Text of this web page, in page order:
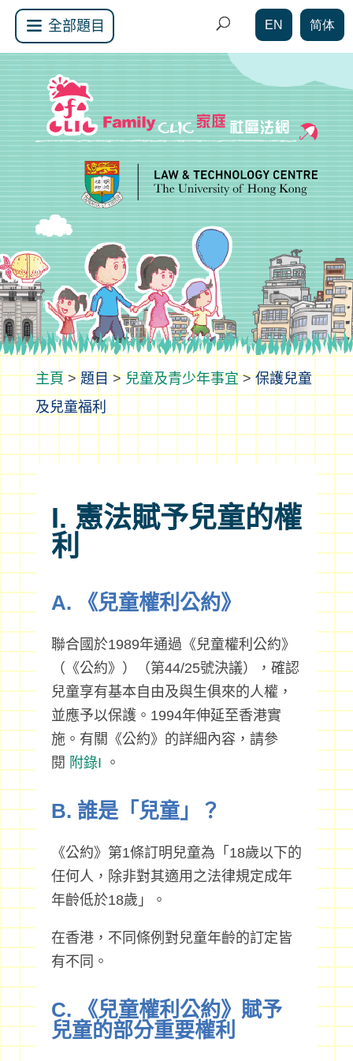
全部題目 EN 简体
>題目>兒童及青少年事宜>保護兒童
及兒童福利
I. 憲法賦予兒童的權
利
A. 《兒童權利公約》
聯合國於1989年通過《兒童權利公約》
（《公約》）（第44/25號決議），確認
兒童享有基本自由及與生俱來的人權，
並應予以保護。1994年伸延至香港實
施。有關《公約》的詳細內容，請參
閱 附錄I 。
B. 誰是「兒童」？
《公約》第1條訂明兒童為「18歲以下的
任何人，除非對其適用之法律規定成年
年齡低於18歲」。
在香港，不同條例對兒童年齡的訂定皆
有不同。
C. 《兒童權利公約》賦予
兒童的部分重要權利